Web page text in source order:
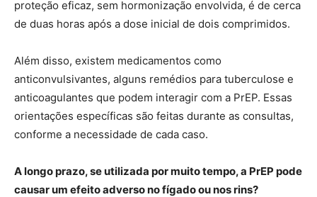
proteção eficaz, sem hormonização envolvida, é de cerca
de duas horas após a dose inicial de dois comprimidos.
Além disso, existem medicamentos como
anticonvulsivantes, alguns remédios para tuberculose e
anticoagulantes que podem interagir com a PrEP. Essas
orientações específicas são feitas durante as consultas,
conforme a necessidade de cada caso.
A longo prazo, se utilizada por muito tempo, a PrEP pode
causar um efeito adverso no fígado ou nos rins?